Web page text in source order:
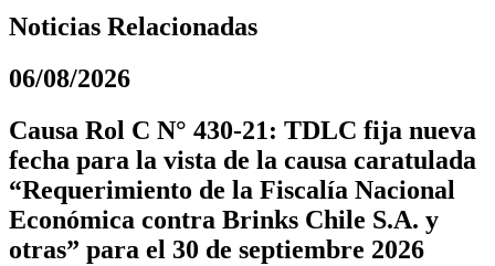
Noticias Relacionadas
06/08/2026
Causa Rol C N° 430-21: TDLC fija nueva
fecha para la vista de la causa caratulada
“Requerimiento de la Fiscalía Nacional
Económica contra Brinks Chile S.A. y
otras” para el 30 de septiembre 2026